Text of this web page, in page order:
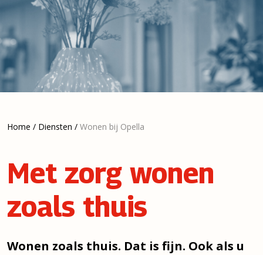
Home / Diensten / Wonen bij Opella
Met zorg wonen
zoals thuis
Wonen zoals thuis. Dat is fijn. Ook als u